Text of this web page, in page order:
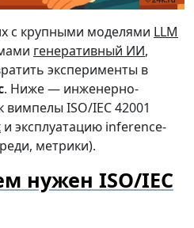
с крупными моделями LLM
генеративный ИИ,
эксперименты в
. Ниже — инженерно-
вимпелы ISO/IEC 42001
и эксплуатацию inference-
метрики).
нужен ISO/IEC